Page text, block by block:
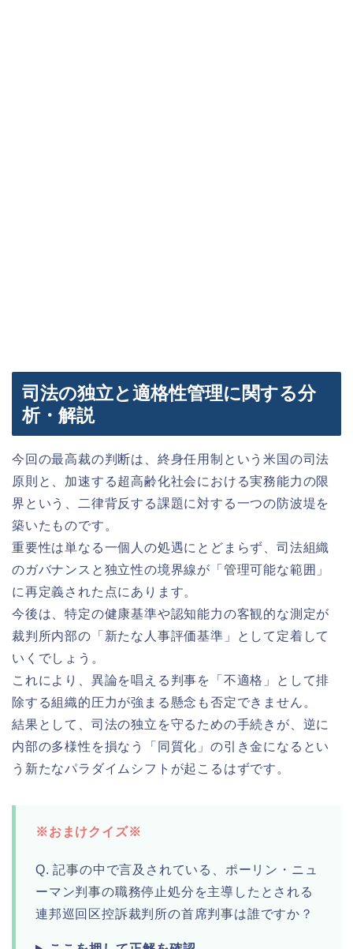
司法の独立と適格性管理に関する分
析・解説
今回の最高裁の判断は、終身任用制という米国の司法
原則と、加速する超高齢化社会における実務能力の限
界という、二律背反する課題に対する一つの防波堤を
築いたものです。
重要性は単なる一個人の処遇にとどまらず、司法組織
のガバナンスと独立性の境界線が「管理可能な範囲」
に再定義された点にあります。
今後は、特定の健康基準や認知能力の客観的な測定が
裁判所内部の「新たな人事評価基準」として定着して
いくでしょう。
これにより、異論を唱える判事を「不適格」として排
除する組織的圧力が強まる懸念も否定できません。
結果として、司法の独立を守るための手続きが、逆に
内部の多様性を損なう「同質化」の引き金になるとい
う新たなパラダイムシフトが起こるはずです。
※おまけクイズ※
Q. 記事の中で言及されている、ポーリン・ニュ
ーマン判事の職務停止処分を主導したとされる
連邦巡回区控訴裁判所の首席判事は誰ですか？